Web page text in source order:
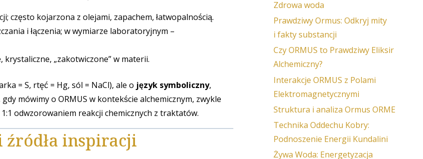
często kojarzona z olejami, zapachem, łatwopalnością.
i łączenia; w wymiarze laboratoryjnym –
„zakotwiczone” w materii.
= S, rtęć = Hg, sól = NaCl), ale o język symboliczny,
mówimy o ORMUS w kontekście alchemicznym, zwykle
1:1 odwzorowaniem reakcji chemicznych z traktatów.
źródła inspiracji
Zdrowa woda
Prawdziwy Ormus: Odkryj mity
i fakty substancji
Czy ORMUS to Prawdziwy Eliksir
Alchemiczny?
Interakcje ORMUS z Polami
Elektromagnetycznymi
Struktura i analiza Ormus ORME
Technika Oddechu Kobry:
Podnoszenie Energii Kundalini
Żywa Woda: Energetyzacja